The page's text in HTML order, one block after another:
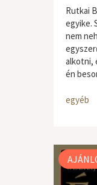
Rutkai
egyike.
nem
alkotni,
én
egyéb